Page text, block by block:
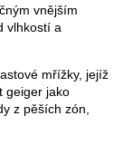
vnějším
vlhkostí a
mřížky, jejíž
geiger jako
z pěších zón,